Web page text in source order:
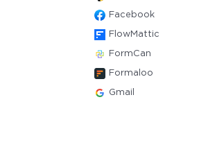
Facebook
FlowMattic
FormCan
Formaloo
Gmail